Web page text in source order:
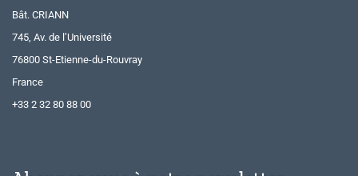
Bât. CRIANN
745, Av. de l’Université
76800 St-Etienne-du-Rouvray
France
+33 2 32 80 88 00